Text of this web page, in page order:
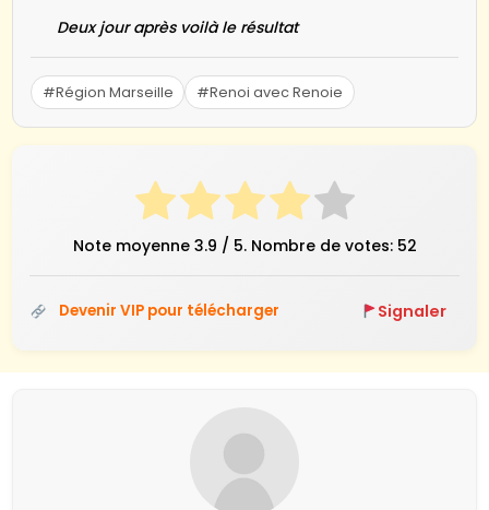
Deux jour après voilà le résultat
#Région Marseille #Renoi avec Renoie
Note moyenne 3.9 / 5. Nombre de votes: 52
Devenir VIP pour télécharger Signaler